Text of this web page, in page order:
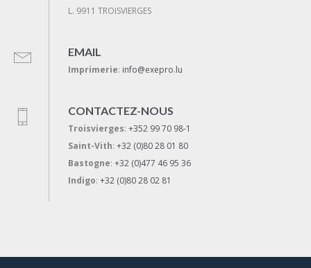
L. 9911 TROISVIERGES
EMAIL
Imprimerie: info@exepro.lu
CONTACTEZ-NOUS
Troisvierges: +352 99 70 98-1
Saint-Vith: +32 (0)80 28 01 80
Bastogne: +32 (0)477 46 95 36
Indigo: +32 (0)80 28 02 81